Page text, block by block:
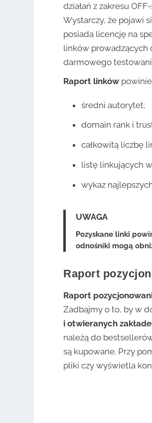
działań z zakresu
Wystarczy, że pojawi
posiada licencję na
linków prowadzących
darmowego
Raport linków
średni autorytet;
domain rank i
całkowitą liczbę
listę linkujących
wykaz
UWAGA
Pozyskane linki
odnośniki mogą
Raport
Raport
Zadbajmy o to, by w
i otwieranych
należą do
są kupowane. Przy
pliki czy wyświetla